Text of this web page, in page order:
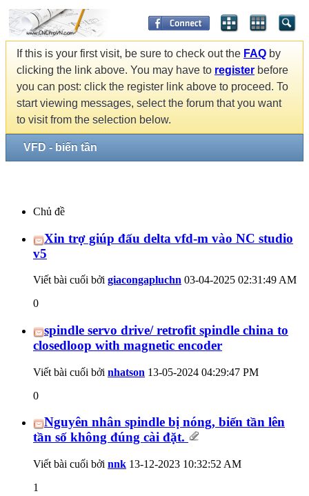
If this is your first visit, be sure to check out the FAQ by
clicking the link above. You may have to register before
you can post: click the register link above to proceed. To
start viewing messages, select the forum that you want
to visit from the selection below.
VFD - biến tần
Chủ đề
Xin trợ giúp đấu delta vfd-m vào NC studio
v5
Viết bài cuối bởi giacongapluchn 03-04-2025 02:31:49 AM
0
spindle servo drive/ retrofit spindle china to
closedloop with magnetic encoder
Viết bài cuối bởi nhatson 13-05-2024 04:29:47 PM
0
Nguyên nhân spindle bị nóng, biến tần lên
tần số không đúng cài đặt.
Viết bài cuối bởi nnk 13-12-2023 10:32:52 AM
1